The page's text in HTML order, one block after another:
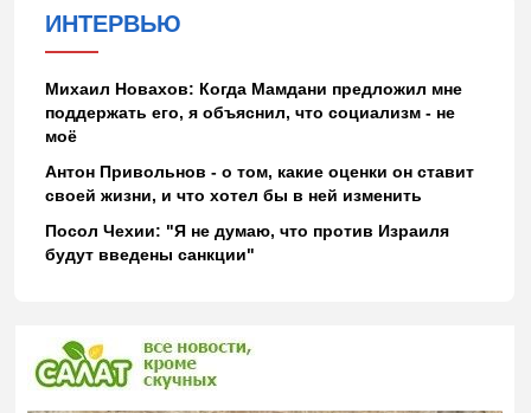
ИНТЕРВЬЮ
Михаил Новахов: Когда Мамдани предложил мне
поддержать его, я объяснил, что социализм - не
моё
Антон Привольнов - о том, какие оценки он ставит
своей жизни, и что хотел бы в ней изменить
Посол Чехии: "Я не думаю, что против Израиля
будут введены санкции"